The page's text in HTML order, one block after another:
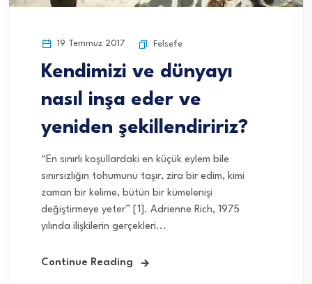
19 Temmuz 2017 Felsefe
Kendimizi ve dünyayı
nasıl inşa eder ve
yeniden şekillendiririz?
“En sınırlı koşullardaki en küçük eylem bile
sınırsızlığın tohumunu taşır, zira bir edim, kimi
zaman bir kelime, bütün bir kümelenişi
değiştirmeye yeter” [1]. Adrienne Rich, 1975
yılında ilişkilerin gerçekleri...
Continue Reading